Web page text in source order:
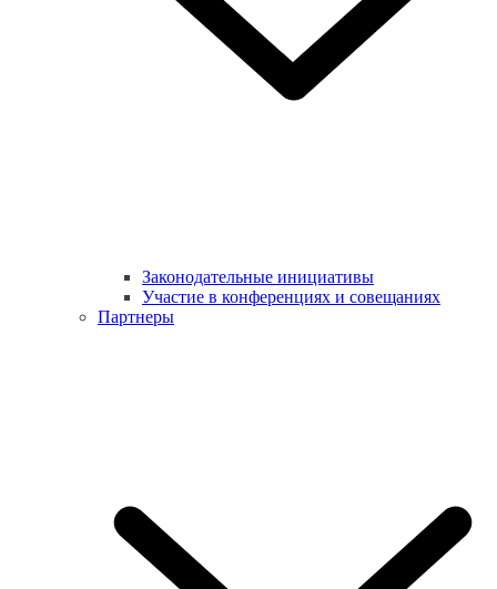
Законодательные инициативы
Участие в конференциях и совещаниях
Партнеры